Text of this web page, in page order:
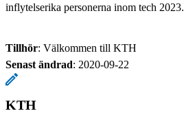
inflytelserika personerna inom tech 2023.
Tillhör: Välkommen till KTH
Senast ändrad: 2020-09-22
KTH